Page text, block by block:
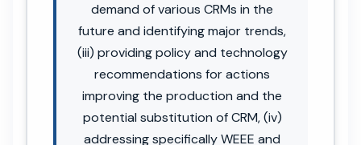
demand of various CRMs in the
future and identifying major trends,
(iii) providing policy and technology
recommendations for actions
improving the production and the
potential substitution of CRM, (iv)
addressing specifically WEEE and